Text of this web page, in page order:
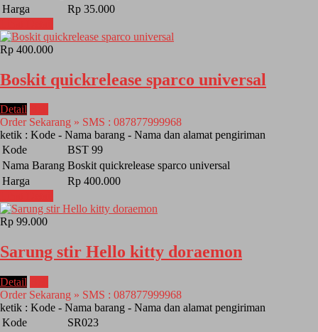
Harga
Rp 35.000
Rp 400.000
Boskit quickrelease sparco universal
Detail
Order Sekarang » SMS : 087877999968
ketik : Kode - Nama barang - Nama dan alamat pengiriman
Kode
BST 99
Nama Barang Boskit quickrelease sparco universal
Harga
Rp 400.000
Rp 99.000
Sarung stir Hello kitty doraemon
Detail
Order Sekarang » SMS : 087877999968
ketik : Kode - Nama barang - Nama dan alamat pengiriman
Kode
SR023